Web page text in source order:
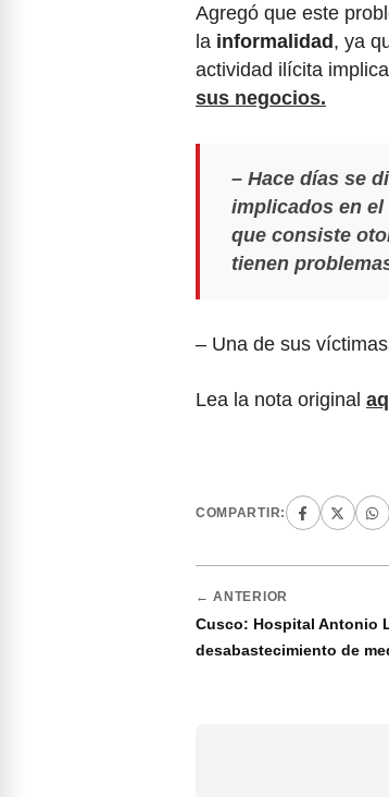
Agregó que este
la informalidad , ya
actividad ilícita
sus negocios.
– Hace días se
implicados en el
que consiste
tienen
– Una de sus
Lea la nota original
COMPARTIR:
← ANTERIOR
Cusco: Hospital Antonio
desabastecimiento de